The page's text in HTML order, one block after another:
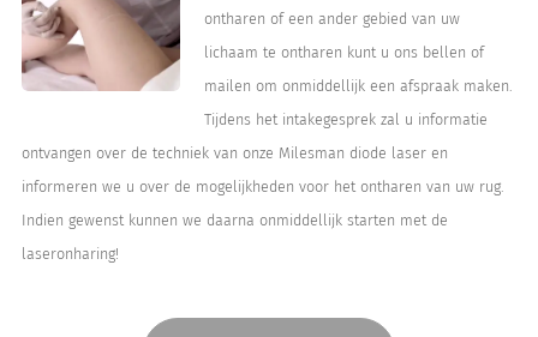
ontharen of een ander gebied van uw
lichaam te ontharen kunt u ons bellen of
mailen om onmiddellijk een afspraak maken.
Tijdens het intakegesprek zal u informatie
ontvangen over de techniek van onze Milesman diode laser en
informeren we u over de mogelijkheden voor het ontharen van uw rug.
Indien gewenst kunnen we daarna onmiddellijk starten met de
laseronharing!